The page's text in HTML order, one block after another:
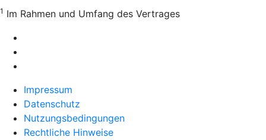
1 Im Rahmen und Umfang des Vertrages
Impressum
Datenschutz
Nutzungsbedingungen
Rechtliche Hinweise